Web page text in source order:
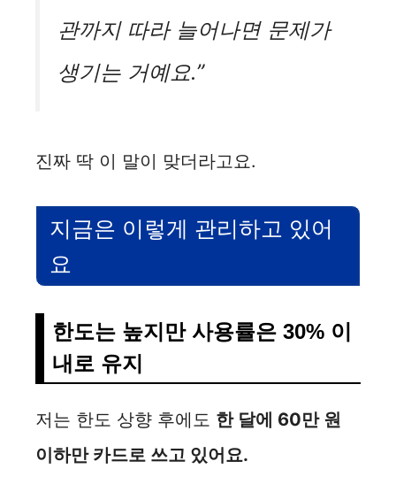
관까지 따라 늘어나면 문제가
생기는 거예요.”
진짜 딱 이 말이 맞더라고요.
지금은 이렇게 관리하고 있어
요
한도는 높지만 사용률은 30% 이
내로 유지
저는 한도 상향 후에도 한 달에 60만 원
이하만 카드로 쓰고 있어요.